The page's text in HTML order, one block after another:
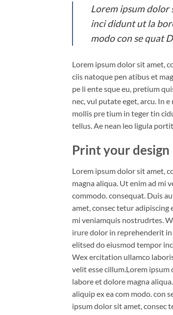
Lorem ipsum dolor
inci didunt ut la
modo con se quat
Lorem ipsum dolor sit amet,
ciis natoque pen atibus et
pe li ente sque eu, pretium
nec, vul putate eget, arcu. In
mollis pre tium in teger tin
tellus. Ae nean leo ligula
Print your design
Lorem ipsum dolor sit amet,
magna aliqua. Ut enim ad mi
commodo. consequat. Duis
amet, consec tetur
mi veniamquis nostrudrtes.
irure dolor in reprehenderit
elitsed do eiusmod tempor
Wex ercitation ullamco
velit esse cillum.Lorem
labore et dolore magna
aliquip ex ea com modo. con
ipsum dolor sit amet, consec